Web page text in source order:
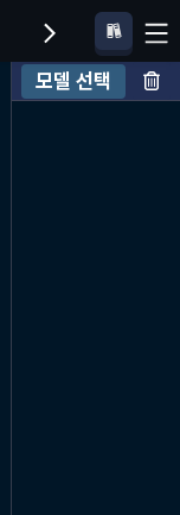
모델 선택